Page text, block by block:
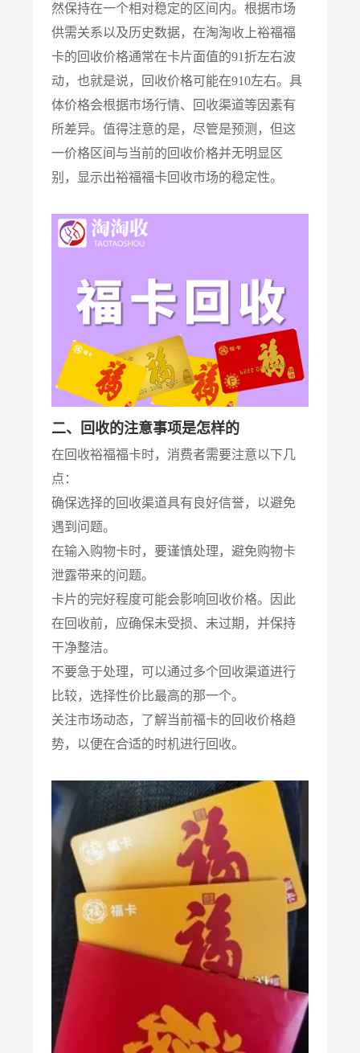
然保持在一个相对稳定的区间内。根据市场
供需关系以及历史数据，在淘淘收上裕福福
卡的回收价格通常在卡片面值的91折左右波
动，也就是说，回收价格可能在910左右。具
体价格会根据市场行情、回收渠道等因素有
所差异。值得注意的是，尽管是预测，但这
一价格区间与当前的回收价格并无明显区
别，显示出裕福福卡回收市场的稳定性。
二、回收的注意事项是怎样的
在回收裕福福卡时，消费者需要注意以下几
点：
确保选择的回收渠道具有良好信誉，以避免
遇到问题。
在输入购物卡时，要谨慎处理，避免购物卡
泄露带来的问题。
卡片的完好程度可能会影响回收价格。因此
在回收前，应确保未受损、未过期，并保持
干净整洁。
不要急于处理，可以通过多个回收渠道进行
比较，选择性价比最高的那一个。
关注市场动态，了解当前福卡的回收价格趋
势，以便在合适的时机进行回收。